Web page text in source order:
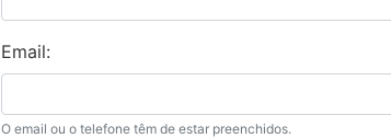
Email:
O email ou o telefone têm de estar preenchidos.